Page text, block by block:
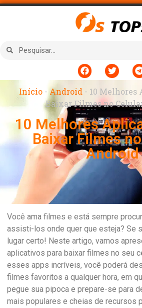
Início- Android- 10
Baixar Filmes no
10 Melhores
Baixar Filmes
Android
Você ama filmes e está sempre
assisti-los onde quer que esteja? Se
lugar certo! Neste artigo, vamos
aplicativos para baixar filmes no seu
esses apps incríveis, você poderá
filmes favoritos a qualquer hora, em
pegue sua pipoca e prepare-se para
mais populares e cheias de recursos